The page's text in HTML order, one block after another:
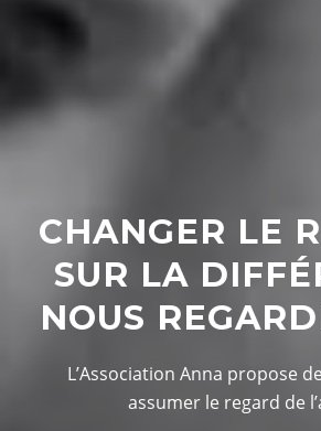
CHANGER LE
SUR LA
NOUS
L’Association Anna propose
assumer le regard de